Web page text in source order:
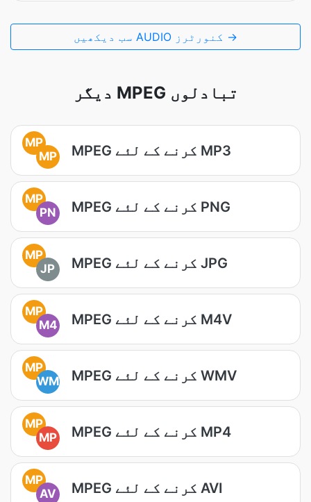
سب دیکھیں AUDIO کنورٹرز →
دیگر MPEG تبادلوں
MP
MP
MPEG کرنے کے لئے MP3
MP
PN
MPEG کرنے کے لئے PNG
MP
JP
MPEG کرنے کے لئے JPG
MP
M4
MPEG کرنے کے لئے M4V
MP
WM
MPEG کرنے کے لئے WMV
MP
MP
MPEG کرنے کے لئے MP4
MP
AV
MPEG کرنے کے لئے AVI